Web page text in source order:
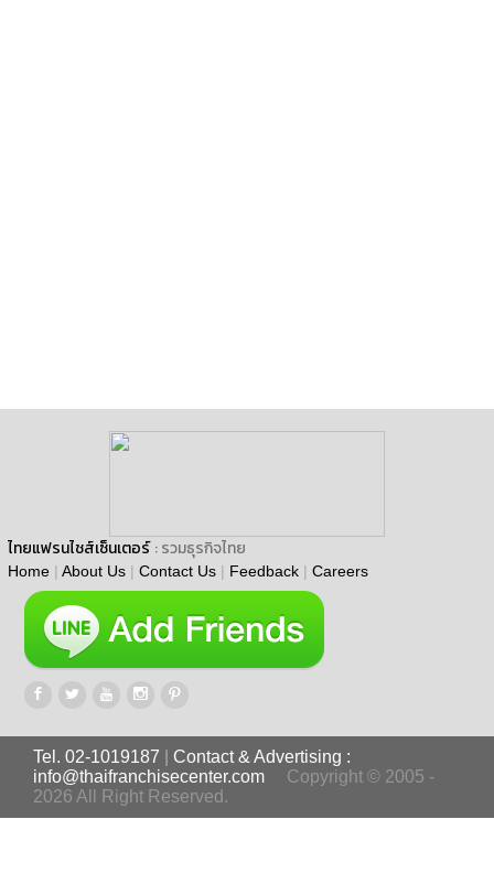
ไทยแฟรนไชส์เซ็นเตอร์ : รวมธุรกิจไทย
Home | About Us | Contact Us | Feedback | Careers
Tel. 02-1019187
Contact & Advertising :
info@thaifranchisecenter.com
Copyright © 2005 -
2026 All Right Reserved.